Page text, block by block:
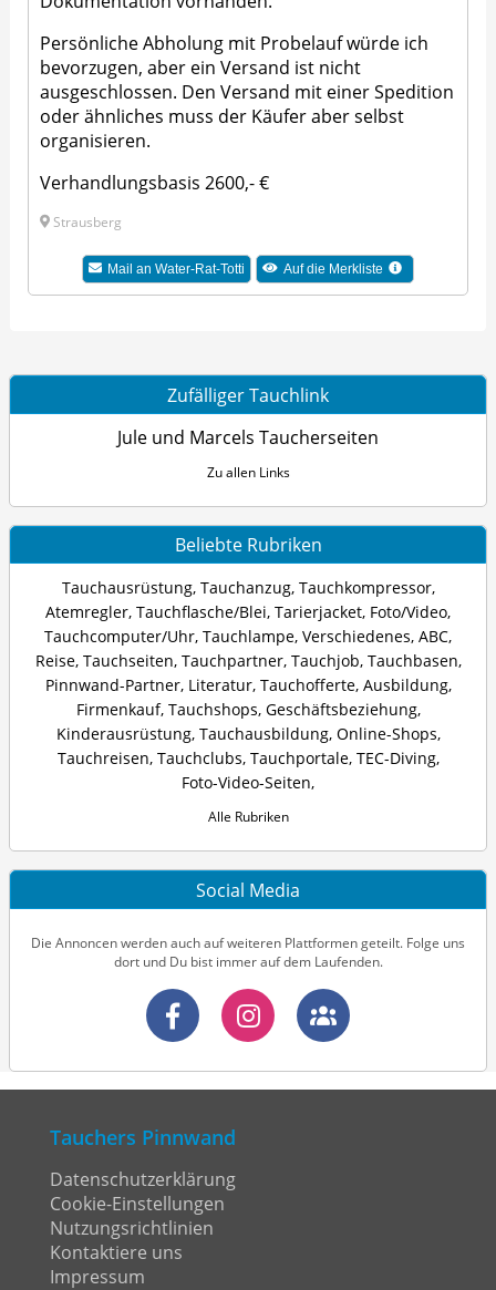
Persönliche Abholung mit Probelauf würde ich
bevorzugen, aber ein Versand ist nicht
ausgeschlossen. Den Versand mit einer Spedition
oder ähnliches muss der Käufer aber selbst
organisieren.
Verhandlungsbasis 2600,- €
Strausberg
Mail an Water-Rat-Totti Auf die Merkliste
Zufälliger Tauchlink
Jule und Marcels Taucherseiten
Zu allen Links
Beliebte Rubriken
Tauchausrüstung, Tauchanzug, Tauchkompressor,
Atemregler, Tauchflasche/Blei, Tarierjacket, Foto/Video,
Tauchcomputer/Uhr, Tauchlampe, Verschiedenes, ABC,
Reise, Tauchseiten, Tauchpartner, Tauchjob, Tauchbasen,
Pinnwand-Partner, Literatur, Tauchofferte, Ausbildung,
Firmenkauf, Tauchshops, Geschäftsbeziehung,
Kinderausrüstung, Tauchausbildung, Online-Shops,
Tauchreisen, Tauchclubs, Tauchportale, TEC-Diving,
Foto-Video-Seiten,
Alle Rubriken
Social Media
Die Annoncen werden auch auf weiteren Plattformen geteilt. Folge uns
dort und Du bist immer auf dem Laufenden.
Tauchers Pinnwand
Datenschutzerklärung
Cookie-Einstellungen
Nutzungsrichtlinien
Kontaktiere uns
Impressum